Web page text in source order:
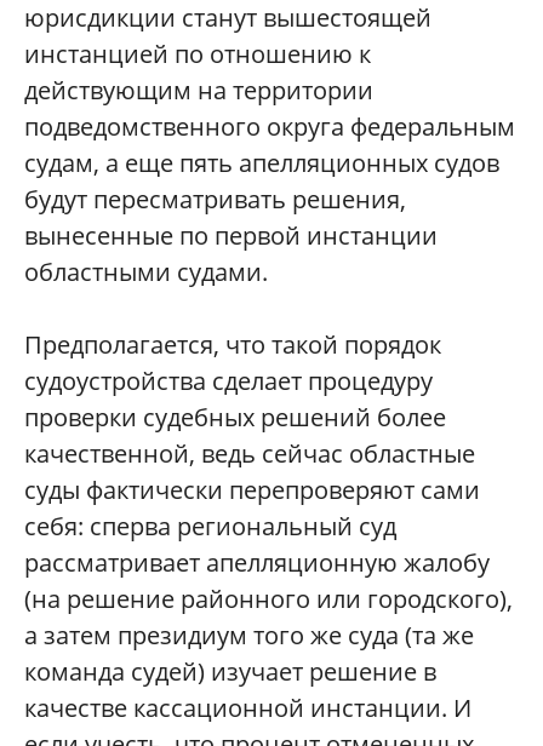
юрисдикции станут вышестоящей
инстанцией по отношению к
действующим на территории
подведомственного округа федеральным
судам, а еще пять апелляционных судов
будут пересматривать решения,
вынесенные по первой инстанции
областными судами.
Предполагается, что такой порядок
судоустройства сделает процедуру
проверки судебных решений более
качественной, ведь сейчас областные
суды фактически перепроверяют сами
себя: сперва региональный суд
рассматривает апелляционную жалобу
(на решение районного или городского),
а затем президиум того же суда (та же
команда судей) изучает решение в
качестве кассационной инстанции. И